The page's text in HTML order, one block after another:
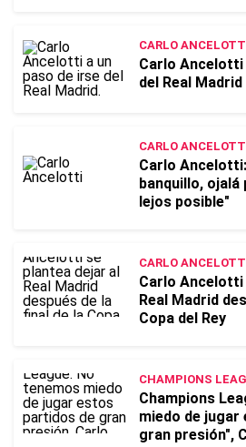
CARLO
Carlo Ancelotti
del Real Madrid
CARLO
Carlo
banquillo, ojalá
lejos posible"
CARLO
Carlo Ancelotti
Real Madrid
Copa del Rey
CHAMPIONS
Champions
miedo de
gran presión",